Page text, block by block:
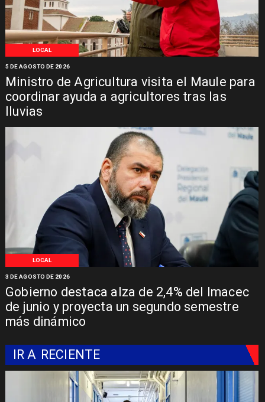
LOCAL
Ministro de Agricultura visita el Maule para
coordinar ayuda a agricultores tras las
lluvias
5 DE AGOSTO DE 2026
LOCAL
Gobierno destaca alza de 2,4% del Imacec
de junio y proyecta un segundo semestre
más dinámico
3 DE AGOSTO DE 2026
IR A RECIENTE